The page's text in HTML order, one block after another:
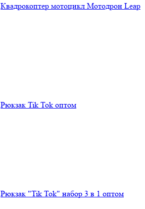
Квадрокоптер мотоцикл Мотодрон Leap
Рюкзак Tik Tok оптом
Рюкзак "Tik Tok" набор 3 в 1 оптом